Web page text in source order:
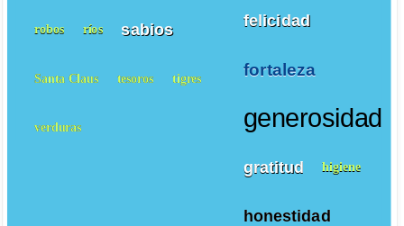
felicidad
fortaleza
generosidad
gratitud higiene
honestidad
robos ríos sabios
Santa Claus tesoros tigres
verduras